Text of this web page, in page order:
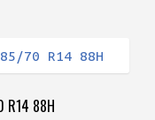
R14 88H